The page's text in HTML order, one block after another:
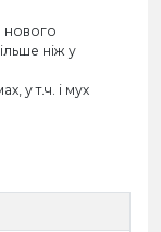
нового
ніж у
у т.ч. і мух